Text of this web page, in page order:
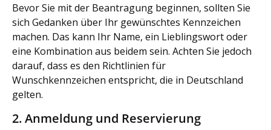
Bevor Sie mit der Beantragung beginnen, sollten Sie
sich Gedanken über Ihr gewünschtes Kennzeichen
machen. Das kann Ihr Name, ein Lieblingswort oder
eine Kombination aus beidem sein. Achten Sie jedoch
darauf, dass es den Richtlinien für
Wunschkennzeichen entspricht, die in Deutschland
gelten.
2. Anmeldung und Reservierung